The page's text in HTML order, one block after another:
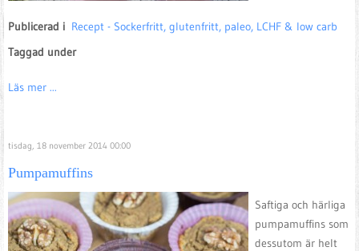
Publicerad i Recept - Sockerfritt, glutenfritt, paleo, LCHF & low carb
Taggad under
Läs mer ...
tisdag, 18 november 2014 00:00
Pumpamuffins
Saftiga och härliga
pumpamuffins som
dessutom är helt